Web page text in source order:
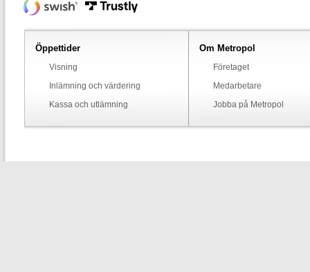
Öppettider
Visning
Inlämning och värdering
Kassa och utlämning
Om Metropol
Företaget
Medarbetare
Jobba på Metropol